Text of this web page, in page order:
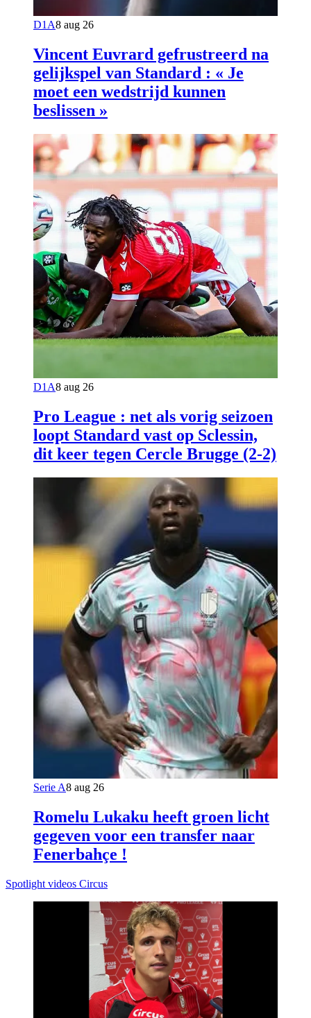
D1A8 aug 26
Vincent Euvrard gefrustreerd na
gelijkspel van Standard : « Je
moet een wedstrijd kunnen
beslissen »
D1A8 aug 26
Pro League : net als vorig seizoen
loopt Standard vast op Sclessin,
dit keer tegen Cercle Brugge (2-2)
Serie A8 aug 26
Romelu Lukaku heeft groen licht
gegeven voor een transfer naar
Fenerbahçe !
Spotlight videos Circus